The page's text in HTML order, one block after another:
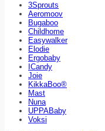
3Sprouts
Aeromoov
Bugaboo
Childhome
Easywalker
Elodie
Ergobaby
ICandy
Joie
KikkaBoo®
Mast
Nuna
UPPABaby
Voksi